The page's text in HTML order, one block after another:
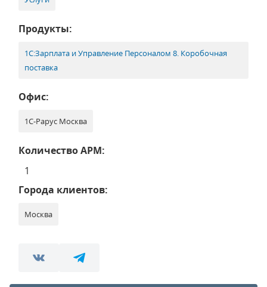
Продукты:
1С:Зарплата и Управление Персоналом 8. Коробочная
поставка
Офис:
1С-Рарус Москва
Количество АРМ:
1
Города клиентов:
Москва